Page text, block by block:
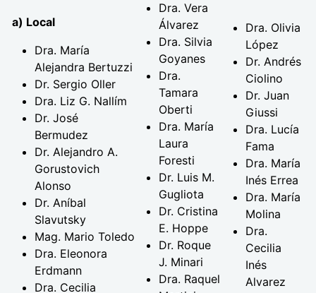
a) Local
Dra. María
Alejandra Bertuzzi
Dr. Sergio Oller
Dra. Liz G. Nallím
Dr. José
Bermudez
Dr. Alejandro A.
Gorustovich
Alonso
Dr. Aníbal
Slavutsky
Mag. Mario Toledo
Dra. Eleonora
Erdmann
Dra. Cecilia
Dra. Vera
Álvarez
Dra. Silvia
Goyanes
Dra.
Tamara
Oberti
Dra. María
Laura
Foresti
Dr. Luis M.
Gugliota
Dr. Cristina
E. Hoppe
Dr. Roque
J. Minari
Dra. Raquel
Dra. Olivia
López
Dr. Andrés
Ciolino
Dr. Juan
Giussi
Dra. Lucía
Fama
Dra. María
Inés Errea
Dra. María
Molina
Dra.
Cecilia
Inés
Alvarez